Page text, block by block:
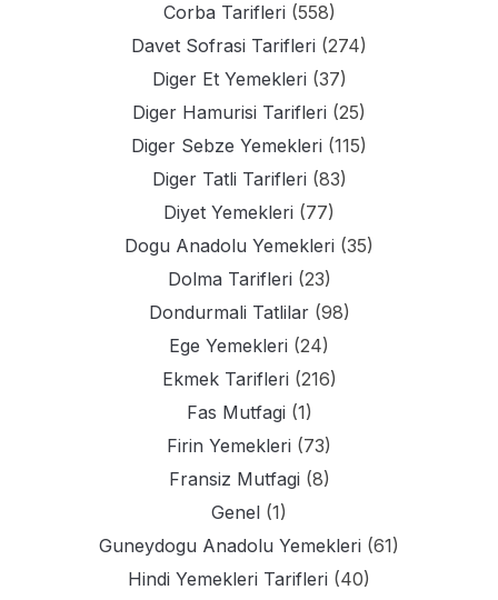
Corba Tarifleri (558)
Davet Sofrasi Tarifleri (274)
Diger Et Yemekleri (37)
Diger Hamurisi Tarifleri (25)
Diger Sebze Yemekleri (115)
Diger Tatli Tarifleri (83)
Diyet Yemekleri (77)
Dogu Anadolu Yemekleri (35)
Dolma Tarifleri (23)
Dondurmali Tatlilar(98)
Ege Yemekleri (24)
Ekmek Tarifleri (216)
Fas Mutfagi (1)
Firin Yemekleri (73)
Fransiz Mutfagi (8)
Genel (1)
Guneydogu Anadolu Yemekleri (61)
Hindi Yemekleri Tarifleri (40)